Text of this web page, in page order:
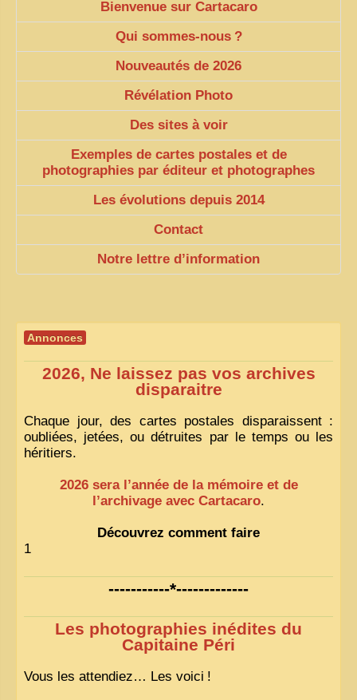
Bienvenue sur Cartacaro
Qui sommes-nous ?
Nouveautés de 2026
Révélation Photo
Des sites à voir
Exemples de cartes postales et de
photographies par éditeur et photographes
Les évolutions depuis 2014
Contact
Notre lettre d’information
Annonces
2026, Ne laissez pas vos archives
disparaitre
Chaque jour, des cartes postales disparaissent :
oubliées, jetées, ou détruites par le temps ou les
héritiers.
2026 sera l’année de la mémoire et de
l’archivage avec Cartacaro.
Découvrez comment faire
1
-----------*-------------
Les photographies inédites du
Capitaine Péri
Vous les attendiez… Les voici !